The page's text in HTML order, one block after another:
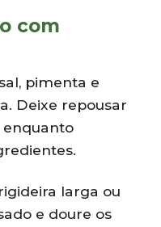
com
pimenta e
Deixe repousar
larga ou
e doure os